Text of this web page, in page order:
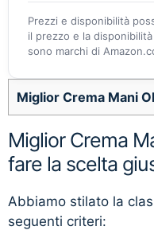
Prezzi e disponibilità
il prezzo e la
sono marchi di
Miglior Crema Mani
Miglior Crema
fare la scelta
Abbiamo stilato la
seguenti criteri: